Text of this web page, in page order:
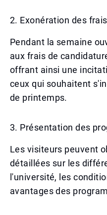
2. Exonération des
Pendant la semaine
aux frais de
offrant ainsi une
ceux qui souhaitent
de printemps.
3. Présentation des
Les visiteurs peuvent
détaillées sur les
l'université, les
avantages des